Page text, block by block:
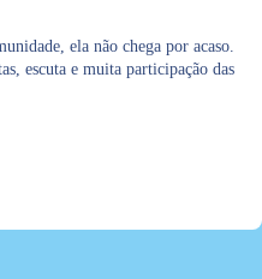
ela não chega por acaso.
escuta e muita participação das